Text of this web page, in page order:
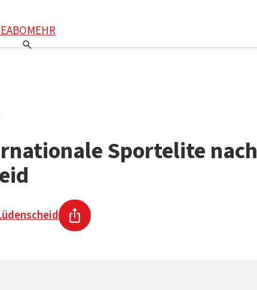
ABOMEHR
Sportelite nach